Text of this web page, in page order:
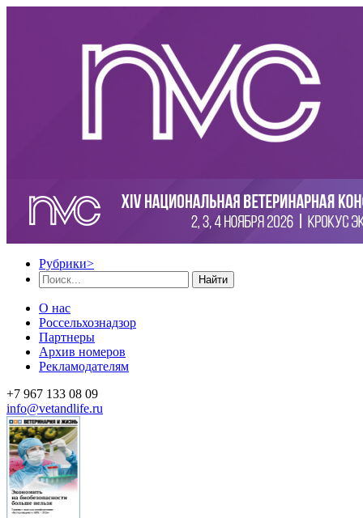
Рубрики>
Найти
О нас
Россельхознадзор
Партнеры
Архив номеров
Рекламодателям
+7 967 133 08 09
info@vetandlife.ru